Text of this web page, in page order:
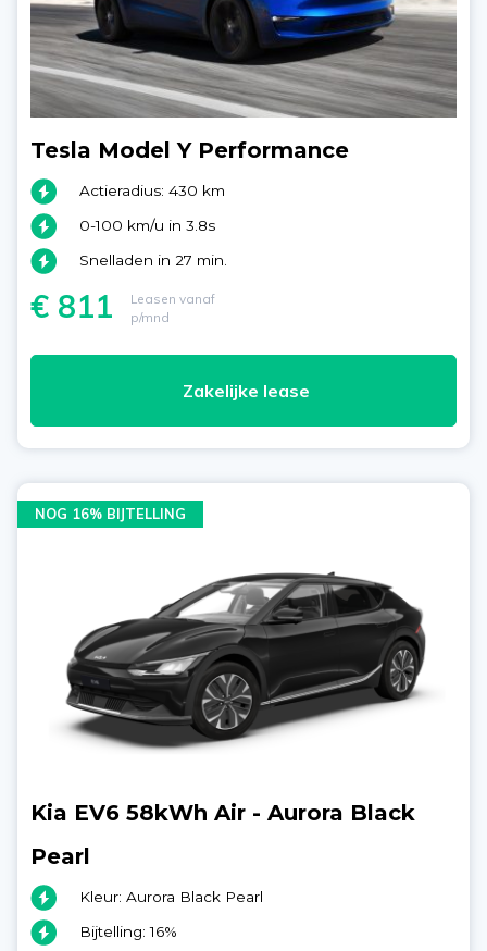
Tesla Model Y Performance
Actieradius: 430 km
0-100 km/u in 3.8s
Snelladen in 27 min.
€ 811
Leasen vanaf
p/mnd
Zakelijke lease
NOG 16% BIJTELLING
Kia EV6 58kWh Air - Aurora Black
Pearl
Kleur: Aurora Black Pearl
Bijtelling: 16%